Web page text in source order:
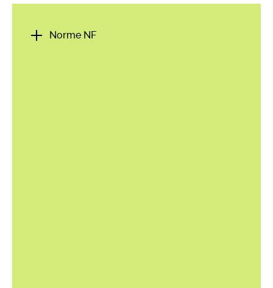
Norme NF